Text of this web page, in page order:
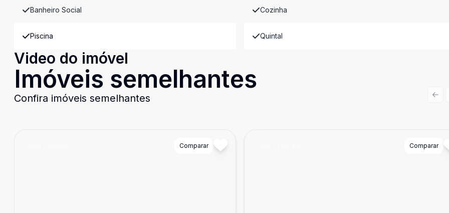
Banheiro Social Cozinha
Piscina Quintal
Video do imóvel
Imóveis semelhantes
Confira imóveis semelhantes
Comparar Comparar